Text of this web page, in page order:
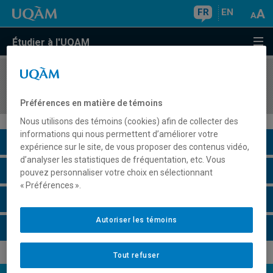
FR EN
Étudier à l'UQAM
COURS//
Description du cours
Horaire - Été 2026
Préférences en matière de témoins
Nous utilisons des témoins (cookies) afin de collecter des
informations qui nous permettent d’améliorer votre
expérience sur le site, de vous proposer des contenus vidéo,
d’analyser les statistiques de fréquentation, etc. Vous
pouvez personnaliser votre choix en sélectionnant
« Préférences ».
Tout refuser
Autoriser les témoins